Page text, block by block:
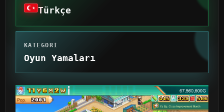
Türkçe
KATEGORI
Oyun Yamaları